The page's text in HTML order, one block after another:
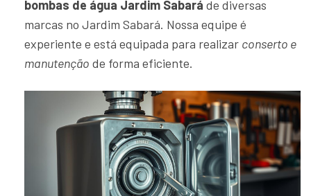
bombas de água Jardim Sabará de diversas
marcas no Jardim Sabará. Nossa equipe é
experiente e está equipada para realizar conserto e
manutenção de forma eficiente.